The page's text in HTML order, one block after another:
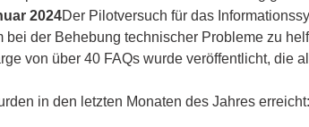
2024Der Pilotversuch für das
bei der Behebung technischer Probleme zu
von über 40 FAQs wurde veröffentlicht, die
in den letzten Monaten des Jahres erreicht: